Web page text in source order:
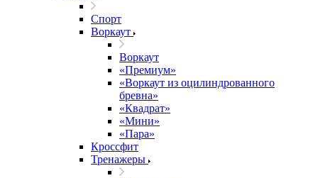
Спорт
Воркаут
Воркаут
«Премиум»
«Воркаут из оцилиндрованного
бревна»
«Квадрат»
«Мини»
«Пара»
Кроссфит
Тренажеры